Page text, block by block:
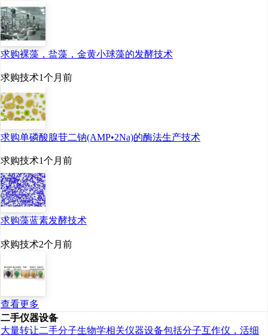
求购裸藻，盐藻，金黄小球藻的发酵技术
求购技术1个月前
求购单磷酸腺苷二钠(AMP•2Na)的酶法生产技术
求购技术1个月前
求购藻蓝素发酵技术
求购技术2个月前
查看更多
二手仪器设备
大量转让二手分子生物学相关仪器设备包括分子互作仪，活细